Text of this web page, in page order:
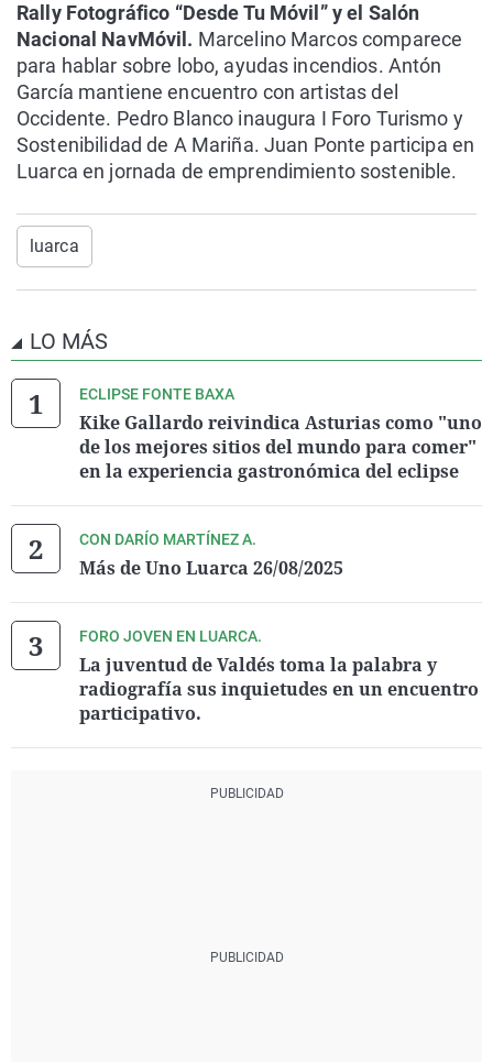
Rally Fotográfico “Desde Tu Móvil” y el Salón
Nacional NavMóvil. Marcelino Marcos comparece
para hablar sobre lobo, ayudas incendios. Antón
García mantiene encuentro con artistas del
Occidente. Pedro Blanco inaugura I Foro Turismo y
Sostenibilidad de A Mariña. Juan Ponte participa en
Luarca en jornada de emprendimiento sostenible.
luarca
LO MÁS
ECLIPSE FONTE BAXA
Kike Gallardo reivindica Asturias como "uno
de los mejores sitios del mundo para comer"
en la experiencia gastronómica del eclipse
CON DARÍO MARTÍNEZ A.
Más de Uno Luarca 26/08/2025
FORO JOVEN EN LUARCA.
La juventud de Valdés toma la palabra y
radiografía sus inquietudes en un encuentro
participativo.